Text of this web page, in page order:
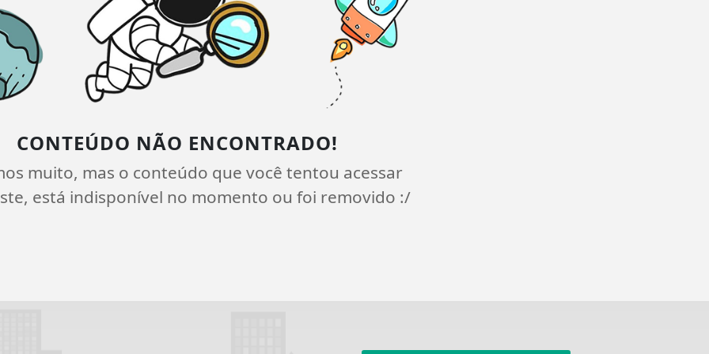
CONTEÚDO NÃO ENCONTRADO!
muito, mas o conteúdo que você tentou acessar
está indisponível no momento ou foi removido :/